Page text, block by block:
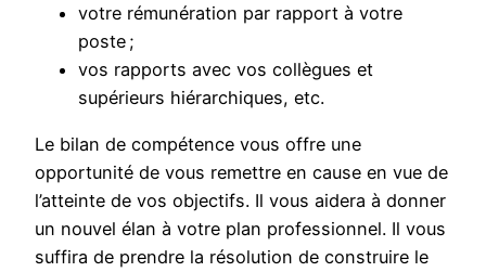
votre rémunération par rapport à votre
poste ;
vos rapports avec vos collègues et
supérieurs hiérarchiques, etc.
Le bilan de compétence vous offre une
opportunité de vous remettre en cause en vue de
l’atteinte de vos objectifs. Il vous aidera à donner
un nouvel élan à votre plan professionnel. Il vous
suffira de prendre la résolution de construire le